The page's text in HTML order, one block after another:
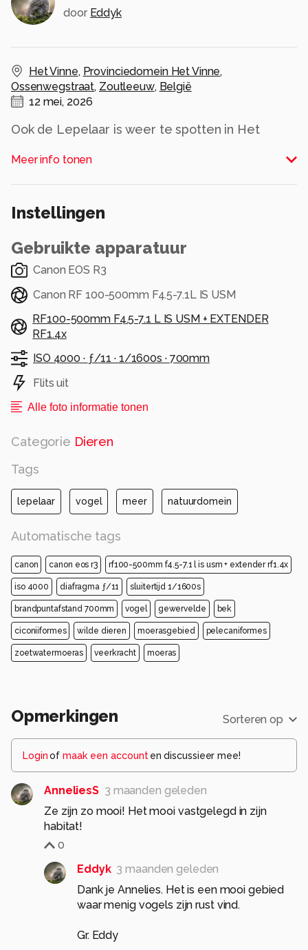
door Eddyk
Het Vinne, Provinciedomein Het Vinne,
Ossenwegstraat, Zoutleeuw, België
12 mei, 2026
Ook de Lepelaar is weer te spotten in Het
Foto is wel gecropt wat hij zat redelijk ver van
de oever.
Lepelaar (Eurasian Spoonbill Platalea leucorodia
De lepelaar is een opvallende, witte waadvogel
met een kenmerkende lepelvormige snavel. Hij
gebruikt die snavel om kleine waterdieren uit
het ondiepe water te filteren.
Bron: Natuurpunt
Meer info tonen
Instellingen
Gebruikte apparatuur
Canon EOS R3
Canon RF 100-500mm F4.5-7.1L IS USM
RF100-500mm F4.5-7.1 L IS USM + EXTENDER
RF1.4x
ISO 4000 · ƒ/11 · 1/1600s · 700mm
Flits uit
Alle foto informatie tonen
Categorie Dieren
Tags
lepelaar vogel meer natuurdomein
Automatische tags
canon canon eos r3 rf100-500mm f4.5-7.1 l is usm + extender rf1.4x
iso 4000 diafragma ƒ/11 sluitertijd 1/1600s
brandpuntafstand 700mm vogel gewervelde bek
ciconiiformes wilde dieren moerasgebied pelecaniformes
zoetwatermoeras veerkracht moeras
Opmerkingen Sorteren op
Loginof maak een account en discussieer mee!
AnneliesS 3 maanden geleden
Ze zijn zo mooi! Het mooi vastgelegd in zijn
habitat!
0
Eddyk 3 maanden geleden
Dank je Annelies. Het is een mooi gebied
waar menig vogels zijn rust vind.
Gr. Eddy